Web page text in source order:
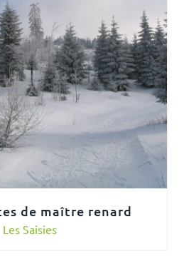
de maître renard
Les Saisies